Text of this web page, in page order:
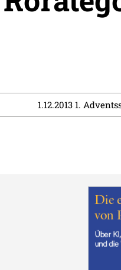
1.12.2013 1.